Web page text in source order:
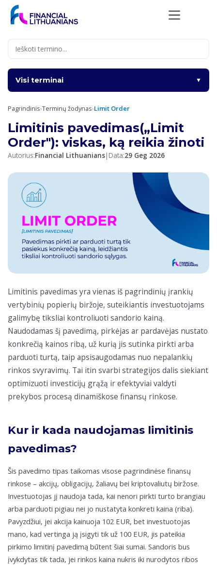
content
Visi terminai ▼
Pagrindinis›Terminų žodynas›Limit Order
Limitinis pavedimas(„Limit
Order"): viskas, ką reikia žinoti
Autorius:Financial Lithuanians| Data:29 Geg 2026
Limitinis pavedimas yra vienas iš pagrindinių įrankių
vertybinių popierių biržoje, suteikiantis investuotojams
galimybę tiksliai kontroliuoti sandorio kainą.
Naudodamas šį pavedimą, pirkėjas ar pardavėjas nustato
konkrečią kainos ribą, už kurią jis sutinka pirkti arba
parduoti turtą, taip apsisaugodamas nuo nepalankių
rinkos svyravimų. Tai itin svarbi strategijos dalis siekiant
optimizuoti investicijų grąžą ir efektyviai valdyti
prekybos procesą dinamiškose finansų rinkose.
Kur ir kada naudojamas limitinis
pavedimas?
Šis pavedimo tipas taikomas visose pagrindinėse finansų
rinkose – akcijų, obligacijų, žaliavų bei kriptovaliutų biržose.
Investuotojas jį naudoja tada, kai nenori pirkti turto brangiau
arba parduoti pigiau nei jo nustatyta konkreti kaina (riba).
Pavyzdžiui, jei akcija kainuoja 102 EUR, bet investuotojas
mano, kad vertinga ją įsigyti tik už 100 EUR, jis pateikia
pirkimo limitinį pavedimą būtent šiai sumai. Sandoris bus
įvykdytas tik tada, jei rinkos kaina nukris iki nurodytos ribos